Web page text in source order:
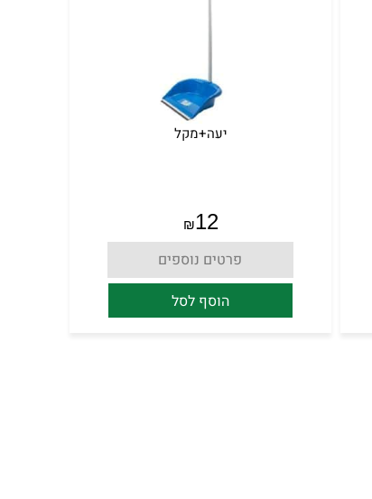
יעה+מקל
₪12
פרטים נוספים
הוסף לסל